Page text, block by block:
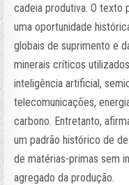
cadeia produtiva. O texto
uma oportunidade
globais de suprimento e
minerais críticos
inteligência artificial,
telecomunicações,
carbono. Entretanto,
um padrão histórico de
de matérias-primas sem
agregado da produção.